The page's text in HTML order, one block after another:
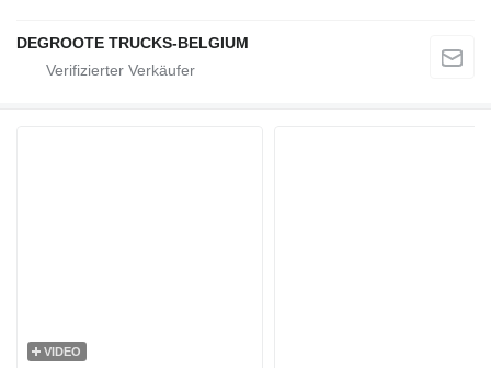
DEGROOTE TRUCKS-BELGIUM
VIDEO